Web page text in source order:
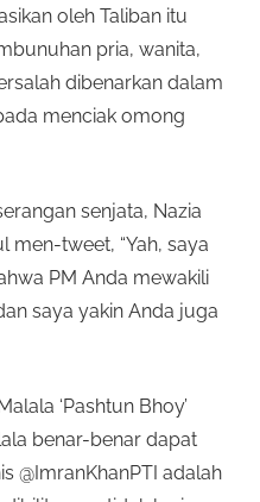
oleh Taliban itu
pria, wanita,
dibenarkan dalam
menciak omong
senjata, Nazia
men-tweet, “Yah, saya
PM Anda mewakili
saya yakin Anda juga
‘Pashtun Bhoy’
benar-benar dapat
@ImranKhanPTI adalah